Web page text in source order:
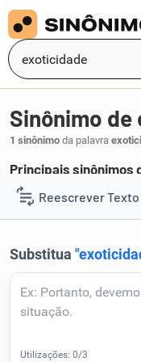
Reescrever Texto
Corrigir Texto
Sinônimo
1 sinônimo da palavra
Principais sinônimos
1 exotismo.